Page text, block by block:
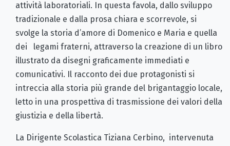
attività laboratoriali. In questa favola, dallo sviluppo
tradizionale e dalla prosa chiara e scorrevole, si
svolge la storia d’amore di Domenico e Maria e quella
dei legami fraterni, attraverso la creazione di un libro
illustrato da disegni graficamente immediati e
comunicativi. Il racconto dei due protagonisti si
intreccia alla storia più grande del brigantaggio locale,
letto in una prospettiva di trasmissione dei valori della
giustizia e della libertà.
La Dirigente Scolastica Tiziana Cerbino, intervenuta